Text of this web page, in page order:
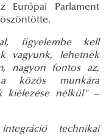
Európai Parlament
figyelembe kell
vagyunk, lehetnek
nagyon fontos az,
munkára
kiélezése nélkül"–
technikai